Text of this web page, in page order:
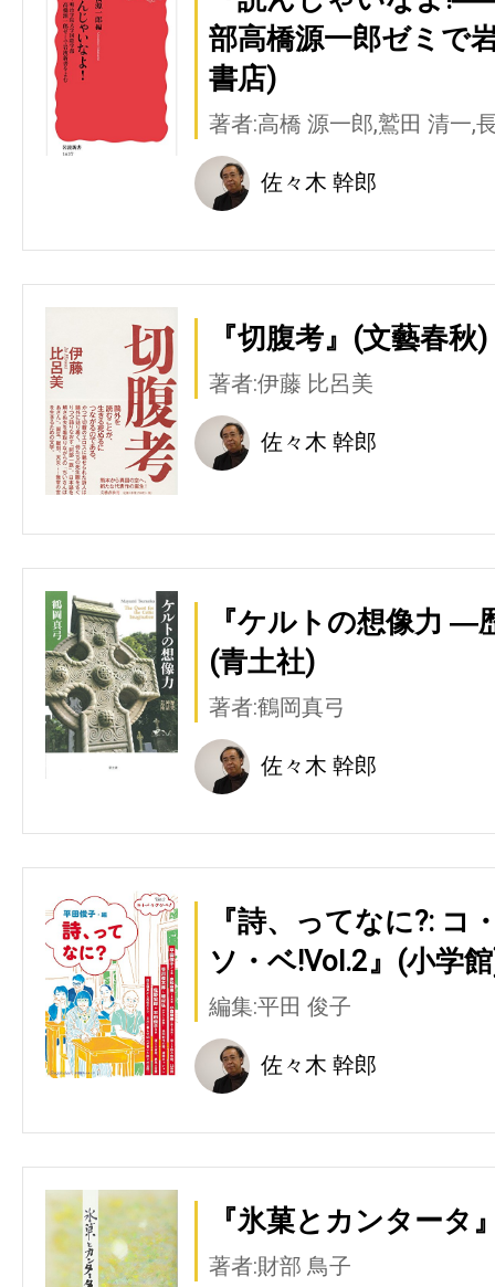
部高橋源一郎ゼミで
書店)
著者:高橋 源一郎,鷲田 清一,
佐々木 幹郎
『切腹考』(文藝春秋)
著者:伊藤 比呂美
佐々木 幹郎
『ケルトの想像力
(青土社)
著者:鶴岡真弓
佐々木 幹郎
『詩、ってなに?: コ
ソ・ベ!Vol.2』(小学
編集:平田 俊子
佐々木 幹郎
『氷菓とカンタータ
著者:財部 鳥子